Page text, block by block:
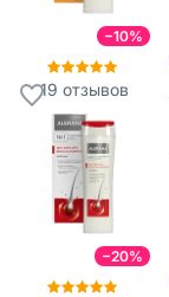
−10%
19 отзывов
−20%